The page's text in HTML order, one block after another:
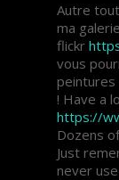
Autre
ma galerie
flickr
vous
! Have a
https://
Dozens
Just
never